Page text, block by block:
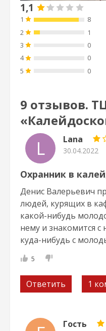
1,1
1
8
2
1
3
0
4
0
5
0
9 отзывов.
L Lana
30.04.2022
Охранник в
Денис Валерьевич
людей, курящих в
какой-нибудь
нему и знакомится с
куда-нибудь с
5
Ответить 1
Гость